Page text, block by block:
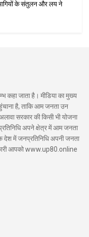
के संतुलन और लय ने
कहा जाता है। मीडिया का मुख्य
है, ताकि आम जनता उन
सरकार की किसी भी योजना
अपने क्षेत्र में आम जनता
में जनप्रतिनिधि अपनी जनता
आपको www.up80.online